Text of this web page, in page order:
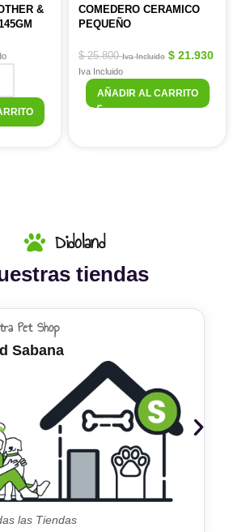
&
COMEDERO CERAMICO
PEQUEÑO
$25.800 Iva Incluido $ 21.930
Iva Incluido
AÑADIR AL CARRITO
Didoland
tiendas
Pet Shop
Sabana
las Tiendas